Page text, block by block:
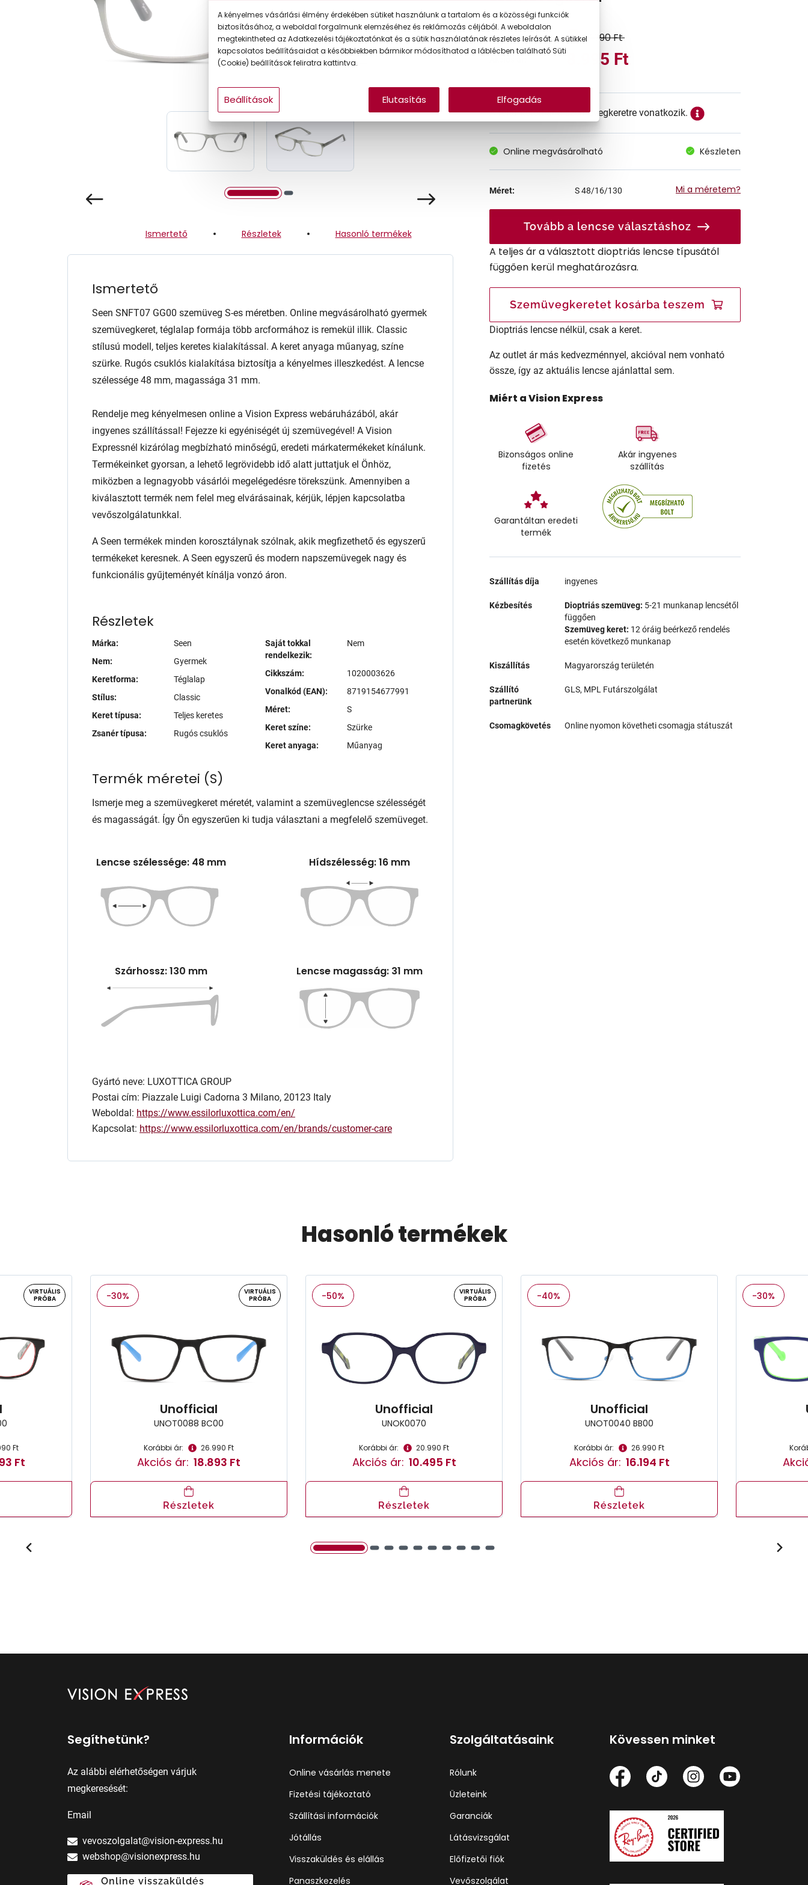
Gyermek
Ismertető Részletek Hasonló termékek
Ismertető
Seen SNFT07 GG00 szemüveg S-es méretben. Online megvásárolható gyermek
szemüvegkeret, téglalap formája több arcformához is remekül illik. Classic
stílusú modell, teljes keretes kialakítással. A keret anyaga műanyag, színe
szürke. Rugós csuklós kialakítása biztosítja a kényelmes illeszkedést. A lencse
szélessége 48 mm, magassága 31 mm.
Rendelje meg kényelmesen online a Vision Express webáruházából, akár
ingyenes szállítással! Fejezze ki egyéniségét új szemüvegével! A Vision
Expressnél kizárólag megbízható minőségű, eredeti márkatermékeket kínálunk.
Termékeinket gyorsan, a lehető legrövidebb idő alatt juttatjuk el Önhöz,
miközben a legnagyobb vásárlói megelégedésre törekszünk. Amennyiben a
kiválasztott termék nem felel meg elvárásainak, kérjük, lépjen kapcsolatba
vevőszolgálatunkkal.
A Seen termékek minden korosztálynak szólnak, akik megfizethető és egyszerű
termékeket keresnek. A Seen egyszerű és modern napszemüvegek nagy és
funkcionális gyűjteményét kínálja vonzó áron.
Részletek
Márka:
Seen
Nem:
Gyermek
Keretforma:
Téglalap
Stílus:
Classic
Keret típusa:
Teljes keretes
Zsanér típusa:
Rugós csuklós
Saját tokkal
rendelkezik:
Nem
Cikkszám:
1020003626
Vonalkód (EAN):
8719154677991
Méret:
S
Keret színe:
Szürke
Keret anyaga:
Műanyag
Termék méretei (S)
Ismerje meg a szemüvegkeret méretét, valamint a szemüveglencse szélességét
és magasságát. Így Ön egyszerűen ki tudja választani a megfelelő szemüveget.
Lencse szélessége: 48 mm Hídszélesség: 16 mm
Szárhossz: 130 mm Lencse magasság: 31 mm
Gyártó neve: LUXOTTICA GROUP
Postai cím: Piazzale Luigi Cadorna 3 Milano, 20123 Italy
Weboldal: https://www.essilorluxottica.com/en/
Kapcsolat: https://www.essilorluxottica.com/en/brands/customer-care
Korábbi ár: 17.990 Ft
8.995 Ft
A feltűntetett ár a szemüvegkeretre vonatkozik.
Online megvásárolható Készleten
Méret: S48/16/130 Mi a méretem?
Tovább a lencse választáshoz
A teljes ár a választott dioptriás lencse típusától
függően kerül meghatározásra.
Szemüvegkeretet kosárba teszem
Dioptriás lencse nélkül, csak a keret.
Az outlet ár más kedvezménnyel, akcióval nem vonható
össze, így az aktuális lencse ajánlattal sem.
Miért a Vision Express
Bizonságos online
fizetés
Akár ingyenes
szállítás
Garantáltan eredeti
termék
Szállítás díja ingyenes
Kézbesítés Dioptriás szemüveg: 5-21 munkanap lencsétől
függően
Szemüveg keret: 12 óráig beérkező rendelés
esetén következő munkanap
Kiszállítás Magyarország területén
Szállító
partnerünk
GLS, MPL Futárszolgálat
Csomagkövetés Online nyomon követheti csomagja státuszát
Hasonló termékek
VIRTUÁLIS
PRÓBA
Ft
Ft
-30%
VIRTUÁLIS
PRÓBA
Unofficial
UNOT0088 BC00
Korábbi ár: 26.990 Ft
Akciós ár: 18.893 Ft
Részletek
-50%
VIRTUÁLIS
PRÓBA
Unofficial
UNOK0070
Korábbi ár: 20.990 Ft
Akciós ár: 10.495 Ft
Részletek
-40%
Unofficial
UNOT0040 BB00
Korábbi ár: 26.990 Ft
Akciós ár: 16.194 Ft
Részletek
-30%
Segíthetünk?
Az alábbi elérhetőségen várjuk
megkeresését:
Email
vevoszolgalat@vision-express.hu
webshop@visionexpress.hu
Online visszaküldés
Információk
Online vásárlás menete
Fizetési tájékoztató
Szállítási információk
Jótállás
Visszaküldés és elállás
Panaszkezelés
Szolgáltatásaink
Rólunk
Üzleteink
Garanciák
Látásvizsgálat
Előfizetői fiók
Vevőszolgálat
Kövessen minket
A kényelmes vásárlási élmény érdekében sütiket használunk a tartalom és a közösségi funkciók
biztosításához, a weboldal forgalmunk elemzéséhez és reklámozás céljából. A weboldalon
megtekintheted az Adatkezelési tájékoztatónkat és a sütik használatának részletes leírását. A sütikkel
kapcsolatos beállításaidat a későbbiekben bármikor módosíthatod a láblécben található Süti
(Cookie) beállítások feliratra kattintva.
Beállítások Elutasítás Elfogadás